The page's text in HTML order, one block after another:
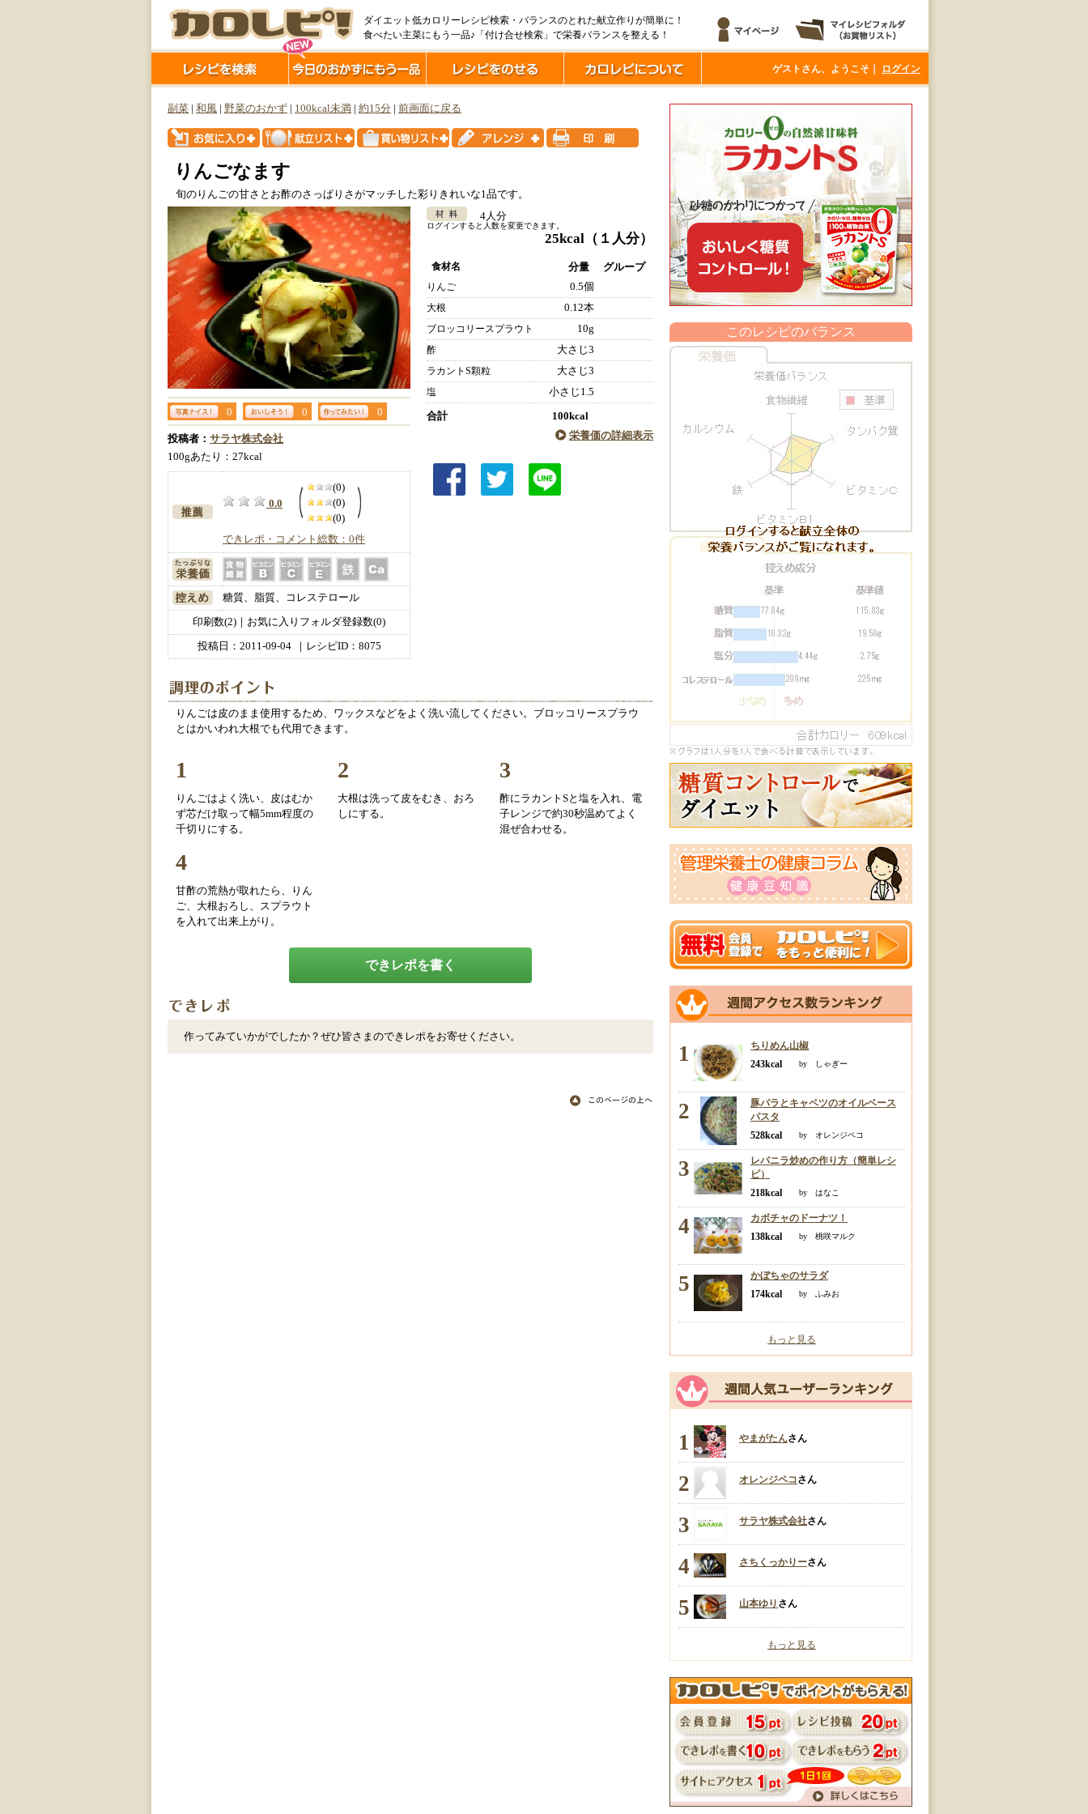
ダイエット低カロリーレシピ検索・バランスのとれた献立作りが簡単に！
食べたい主菜にもう一品♪「付け合せ検索」で栄養バランスを整える！
ゲストさん、ようこそ｜ ログイン
副菜 和風 野菜のおかず 100kcal未満 約15分 前画面に戻る
りんごなます
旬のりんごの甘さとお酢のさっぱりさがマッチした彩りきれいな1品です。
0 0 0
投稿者： サラヤ株式会社
100gあたり：27kcal
0.0
(0)
(0)
(0)
できレポ・コメント総数：0件
糖質、脂質、コレステロール
印刷数(2)｜お気に入りフォルダ登録数(0)
投稿日： 2011-09-04 ｜レシピID：8075
4人分
ログインすると人数を変更できます。
25kcal （１人分）
食材名 分量 グループ
りんご 0.5個
大根 0.12本
ブロッコリースプラウト 10g
酢 大さじ3
ラカントS顆粒 大さじ3
塩 小さじ1.5
合計
100kcal
栄養価の詳細表示
りんごは皮のまま使用するため、ワックスなどをよく洗い流してください。ブロッコリースプラウ
とはかいわれ大根でも代用できます。
1
りんごはよく洗い、皮はむか
ず芯だけ取って幅5mm程度の
千切りにする。
2
大根は洗って皮をむき、おろ
しにする。
3
酢にラカントSと塩を入れ、電
子レンジで約30秒温めてよく
混ぜ合わせる。
4
甘酢の荒熱が取れたら、りん
ご、大根おろし、スプラウト
を入れて出来上がり。
できレポを書く
作ってみていかがでしたか？ぜひ皆さまのできレポをお寄せください。
このレシピのバランス
1
ちりめん山椒
243kcal
by しゃぎー
2
豚バラとキャベツのオイルベース
パスタ
528kcal
by オレンジペコ
3
レバニラ炒めの作り方（簡単レシ
ピ）
218kcal
by はなこ
4
カボチャのドーナツ！
138kcal
by 桃咲マルク
5
かぼちゃのサラダ
174kcal
by ふみお
もっと見る
1 やまがたんさん
2 オレンジペコさん
3 サラヤ株式会社さん
4 さちくっかりーさん
5 山本ゆり さん
もっと見る